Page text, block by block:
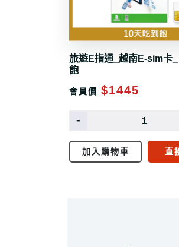
旅遊E指通_越南E-sim卡_
飽
會員價 $1445
-
加入購物車 直